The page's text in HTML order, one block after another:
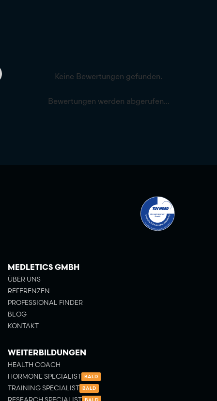
Keine Bewertungen gefunden.
Bewertungen werden abgerufen...
MEDLETICS GMBH
ÜBER UNS
REFERENZEN
PROFESSIONAL FINDER
BLOG
KONTAKT
WEITERBILDUNGEN
HEALTH COACH
HORMONE SPECIALIST BALD
TRAINING SPECIALIST BALD
BALD